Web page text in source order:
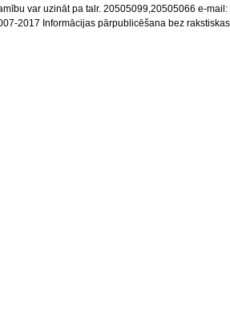
var uzināt pa talr. 20505099,20505066 e-mail:
2017 Informācijas pārpublicēšana bez